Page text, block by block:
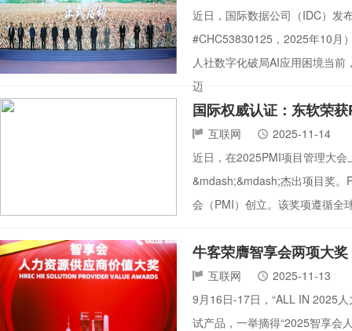
近日，国际数据公司（IDC）发
#CHC53830125，2025年10月
人社数字化破局AI应用困境当前
迈
国际权威认证：东软荣
互联网
2025-11-14
近日，在2025PMI项目管理大会
&mdash;&mdash;杰出项目奖
会（PMI）创立。该奖项遵循全
牛客荣膺智享会两项大
互联网
2025-11-13
9月16日-17日，“ALL IN 2025
试产品，一举摘得“2025智享会